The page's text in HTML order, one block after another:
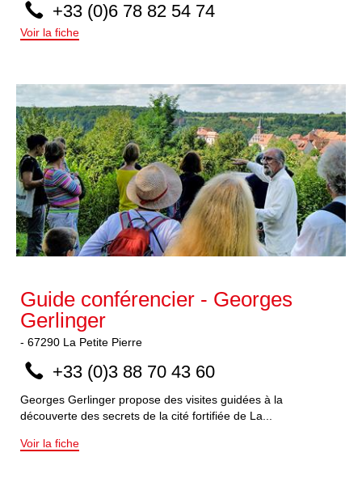
+33 (0)6 78 82 54 74
Voir la fiche
Guide conférencier - Georges
Gerlinger
- 67290 La Petite Pierre
+33 (0)3 88 70 43 60
Georges Gerlinger propose des visites guidées à la
découverte des secrets de la cité fortifiée de La...
Voir la fiche